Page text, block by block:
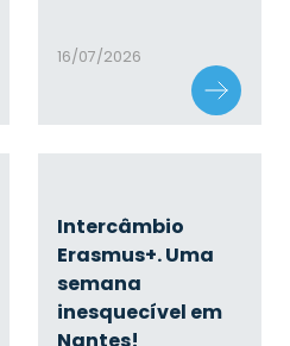
16/07/2026
Intercâmbio
Erasmus+. Uma
semana
inesquecível em
Nantes!